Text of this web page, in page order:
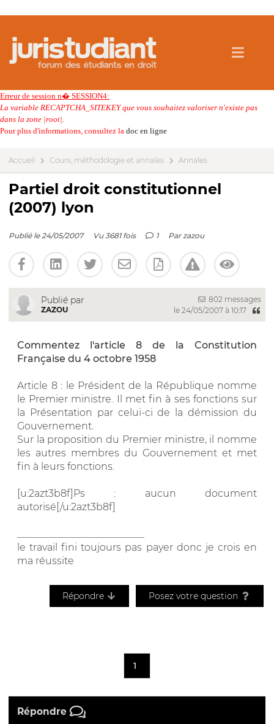
Erreur de session n� SESSION4:
La variable RECAPTCHA_SITEKEY que vous souhaitez valoriser n'existe pas
dans la zone |root|.
Pour plus d'informations, consultez la doc en ligne
Accueil Cours, méthodologie et annales Annales
Partiel droit constitutionnel
(2007) lyon
Publié le 24/05/2007 Vu 3681 fois 1 Par zazou
Publié par
ZAZOU
802 messages
le 24/05/2007 à 10:17
Commentez l'article 8 de la Constitution
Française du 4 octobre 1958
Article 8 : le Président de la République nomme
le Premier ministre. Il met fin à ses fonctions sur
la Présentation par celui-ci de la démission du
Gouvernement.
Sur la proposition du Premier ministre, il nomme
les autres membres du Gouvernement et met
fin à leurs fonctions.
[u:2azt3b8f]Ps : aucun document
autorisé[/u:2azt3b8f]
le travail fini toujours pas payer donc je crois en
ma réussite
Répondre Posez votre question
1
Répondre